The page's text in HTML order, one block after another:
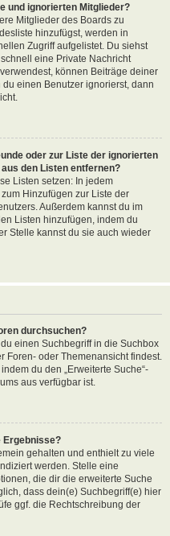
und ignorierten Mitglieder?
Mitglieder des Boards zu
hinzufügst, werden in
Zugriff aufgelistet. Du siehst
eine Private Nachricht
können Beiträge deiner
einen Benutzer ignorierst, dann
oder zur Liste der ignorierten
den Listen entfernen?
Listen setzen: In jedem
Hinzufügen zur Liste der
Außerdem kannst du im
Listen hinzufügen, indem du
Stelle kannst du sie auch wieder
durchsuchen?
einen Suchbegriff in die Suchbox
Foren- oder Themenansicht findest.
du den „Erweiterte Suche“-
aus verfügbar ist.
Ergebnisse?
gehalten und enthielt zu viele
werden. Stelle eine
die dir die erweiterte Suche
dass dein(e) Suchbegriff(e) hier
ggf. die Rechtschreibung der